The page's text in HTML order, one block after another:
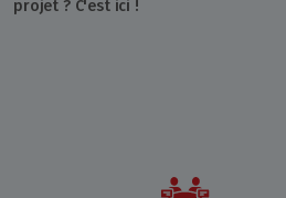
projet ? C'est ici !